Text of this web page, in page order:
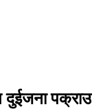
दुईजना पक्राउ